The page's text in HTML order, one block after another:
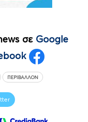
σε Google
ΠΕΡΙΒΆΛΛΟΝ